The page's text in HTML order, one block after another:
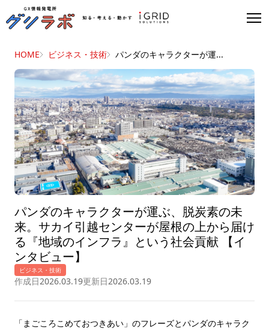
HOME ビジネス・技術 パンダのキャラクターが運...
ビジネス・技術
作成日2026.03.19更新日2026.03.19
パンダのキャラクターが運ぶ、脱炭素の未
来。サカイ引越センターが屋根の上から届け
る『地域のインフラ』という社会貢献 【イ
ンタビュー】
「まごころこめておつきあい」のフレーズとパンダのキャラク